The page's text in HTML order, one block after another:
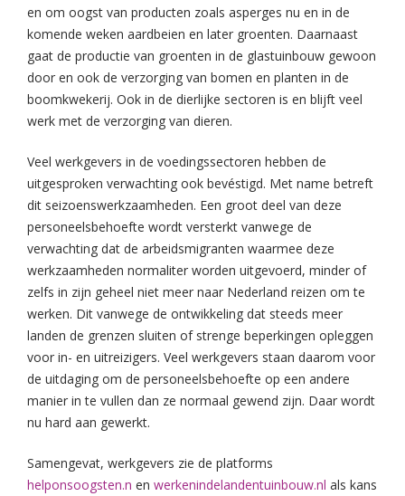
en om oogst van producten zoals asperges nu en in de
komende weken aardbeien en later groenten. Daarnaast
gaat de productie van groenten in de glastuinbouw gewoon
door en ook de verzorging van bomen en planten in de
boomkwekerij. Ook in de dierlijke sectoren is en blijft veel
werk met de verzorging van dieren.
Veel werkgevers in de voedingssectoren hebben de
uitgesproken verwachting ook bevéstigd. Met name betreft
dit seizoenswerkzaamheden. Een groot deel van deze
personeelsbehoefte wordt versterkt vanwege de
verwachting dat de arbeidsmigranten waarmee deze
werkzaamheden normaliter worden uitgevoerd, minder of
zelfs in zijn geheel niet meer naar Nederland reizen om te
werken. Dit vanwege de ontwikkeling dat steeds meer
landen de grenzen sluiten of strenge beperkingen opleggen
voor in- en uitreizigers. Veel werkgevers staan daarom voor
de uitdaging om de personeelsbehoefte op een andere
manier in te vullen dan ze normaal gewend zijn. Daar wordt
nu hard aan gewerkt.
Samengevat, werkgevers zie de platforms
helponsoogsten.n en werkenindelandentuinbouw.nl als kans